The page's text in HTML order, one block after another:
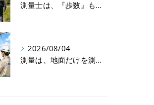
測量士は、『歩数』も大事！？
2026/08/04
測量は、地面だけを測っているわけじゃない！？👷📡